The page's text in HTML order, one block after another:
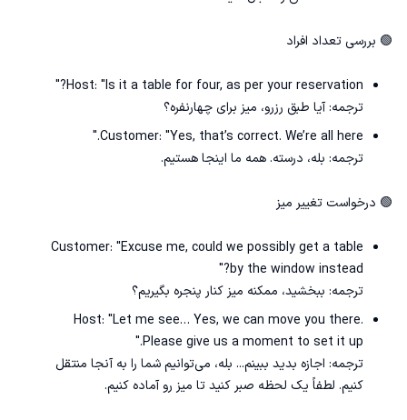
🟢 بررسی تعداد افراد
Host: "Is it a table for four, as per your reservation?"
ترجمه: آیا طبق رزرو، میز برای چهارنفره؟
Customer: "Yes, that’s correct. We’re all here."
ترجمه: بله، درسته. همه ما اینجا هستیم.
🟢 درخواست تغییر میز
Customer: "Excuse me, could we possibly get a table
by the window instead?"
ترجمه: ببخشید، ممکنه میز کنار پنجره بگیریم؟
Host: "Let me see… Yes, we can move you there.
Please give us a moment to set it up."
ترجمه: اجازه بدید ببینم... بله، می‌توانیم شما را به آنجا منتقل
کنیم. لطفاً یک ‌لحظه صبر کنید تا میز رو آماده کنیم.